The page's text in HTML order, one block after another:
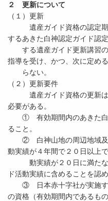
２ 更新について
（１）更新
遺産ガイド資格の認定期
するあきた白神認定ガイド認
する遺産ガイド更新講習の
指導を受け、かつ、次に定め
らない。
（２）更新要件
遺産ガイド資格の更新は
必要がある。
① 有効期間内のあきた白
ること。
② 白神山地の周辺地域及
動実績が４年間で２０日以上
動実績が２０日に満たな
ド活動実績に含めることを認
③ 日本赤十字社が実施す
の資格（有効期間内であるも